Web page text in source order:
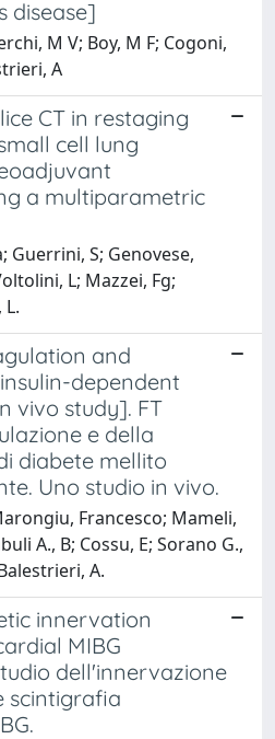
disease]
M V; Boy, M F; Cogoni,
A
CT in restaging
cell lung
a multiparametric
Guerrini, S; Genovese,
L; Mazzei, Fg;
and
dependent
vivo study]. FT
e della
diabete mellito
Uno studio in vivo.
Francesco; Mameli,
A., B; Cossu, E; Sorano G.,
A.
innervation
MIBG
dell'innervazione
scintigrafia